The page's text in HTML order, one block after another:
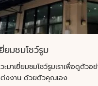
ยมชมโชว์รูม
ะมาเยี่ยมชมโชว์รูมเราเพื่อดูตัวอ
งงาน ด้วยตัวคุณเอง